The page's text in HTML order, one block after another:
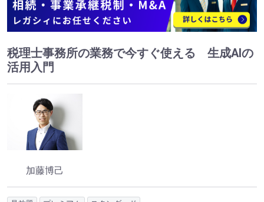
税理士事務所の業務で今すぐ使える 生成AIの
活用入門
加藤博己